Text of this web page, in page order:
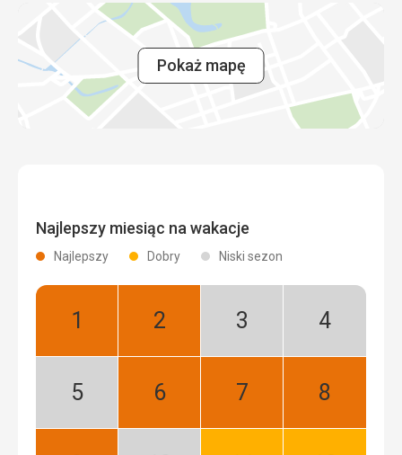
Pokaż mapę
Najlepszy miesiąc na wakacje
Najlepszy Dobry Niski sezon
Styczeń:
Luty:
Marzec:
Kwiecień:
Maj:
Czerwiec:
Lipiec:
Sierpień: